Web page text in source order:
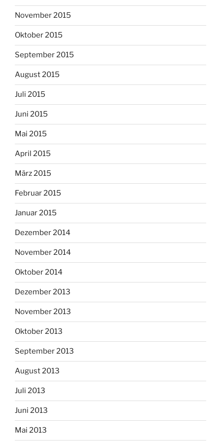
November 2015
Oktober 2015
September 2015
August 2015
Juli 2015
Juni 2015
Mai 2015
April 2015
März 2015
Februar 2015
Januar 2015
Dezember 2014
November 2014
Oktober 2014
Dezember 2013
November 2013
Oktober 2013
September 2013
August 2013
Juli 2013
Juni 2013
Mai 2013